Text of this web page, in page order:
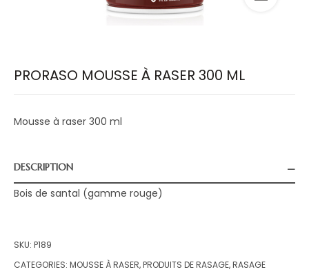
PRORASO MOUSSE À RASER 300 ML
Mousse à raser 300 ml
DESCRIPTION
Bois de santal (gamme rouge)
SKU: P189
CATEGORIES: MOUSSE À RASER,PRODUITS DE RASAGE,RASAGE